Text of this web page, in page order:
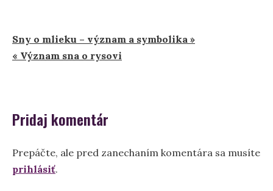
Navigácia
v
Sny o mlieku – význam a symbolika »
« Význam sna o rysovi
Pridaj komentár
Prepáčte, ale pred zanechaním komentára sa musíte
prihlásiť.